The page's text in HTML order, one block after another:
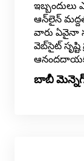
ఆన్‌లైన్
వారు ఏవైనా
వెబ్‌సైట్
బాబీ